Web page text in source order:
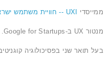
ממייסדי UXI -- חוויית משתמש ישראל
מנטור UX ב-Google for Startups.
בעל תואר שני בפסיכולוגיה